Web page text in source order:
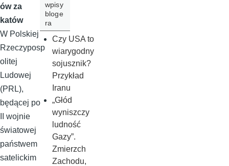
ów za
katów
W Polskiej
Rzeczyposp
olitej
Ludowej
(PRL),
będącej po
II wojnie
światowej
państwem
satelickim
wpisy
bloge
ra
Czy USA to
wiarygodny
sojusznik?
Przykład
Iranu
„Głód
wyniszczy
ludność
Gazy”.
Zmierzch
Zachodu,